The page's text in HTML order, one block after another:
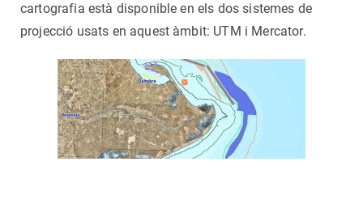
cartografia està disponible en els dos sistemes de
projecció usats en aquest àmbit: UTM i Mercator.